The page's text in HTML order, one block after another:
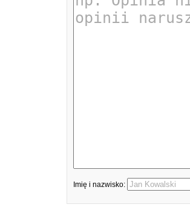
Imię i nazwisko: